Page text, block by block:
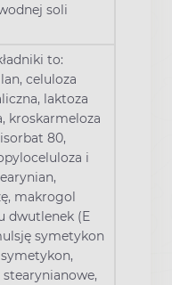
soli
to:
celuloza
laktoza
kroskarmeloza
80,
i
makrogol
dwutlenek (E
symetykon